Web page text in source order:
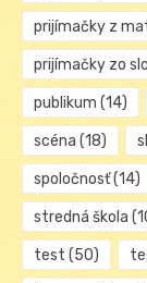
prijímačky z
prijímačky zo
publikum (14)
scéna (18)
spoločnosť(14)
stredná škola
test (50)